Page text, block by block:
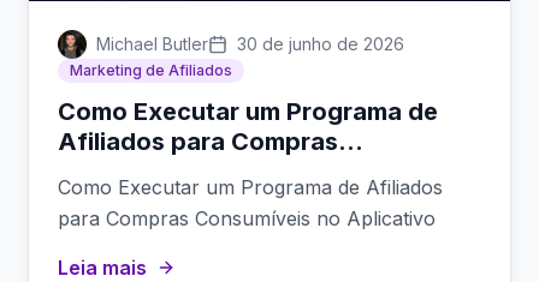
Michael Butler 30 de junho de 2026
Marketing de Afiliados
Como Executar um Programa de
Afiliados para Compras
Como Executar um Programa de Afiliados
para Compras Consumíveis no Aplicativo
Leia mais